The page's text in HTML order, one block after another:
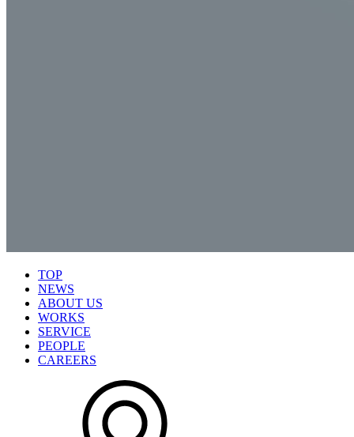
TOP
NEWS
ABOUT US
WORKS
SERVICE
PEOPLE
CAREERS